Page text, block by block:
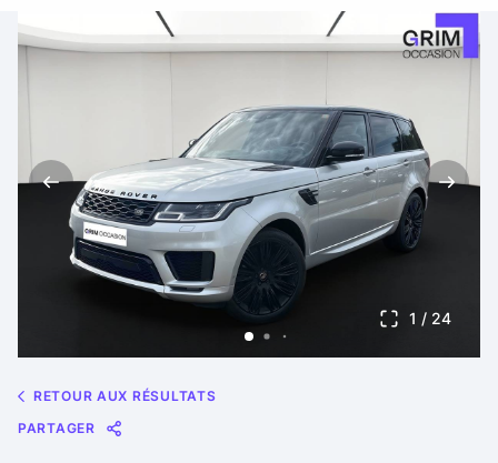
1 / 24
RETOUR AUX RÉSULTATS
PARTAGER